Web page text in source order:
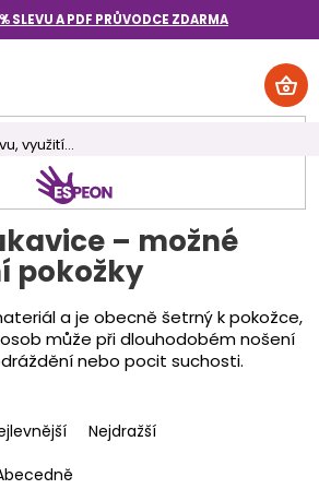
SLEVU A PDF PRŮVODCE ZDARMA
– možné
pokožky
a je obecně šetrný k pokožce,
může při dlouhodobém nošení
nebo pocit suchosti.
Nejdražší